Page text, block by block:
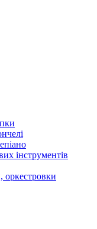
інструментів
оркестровки